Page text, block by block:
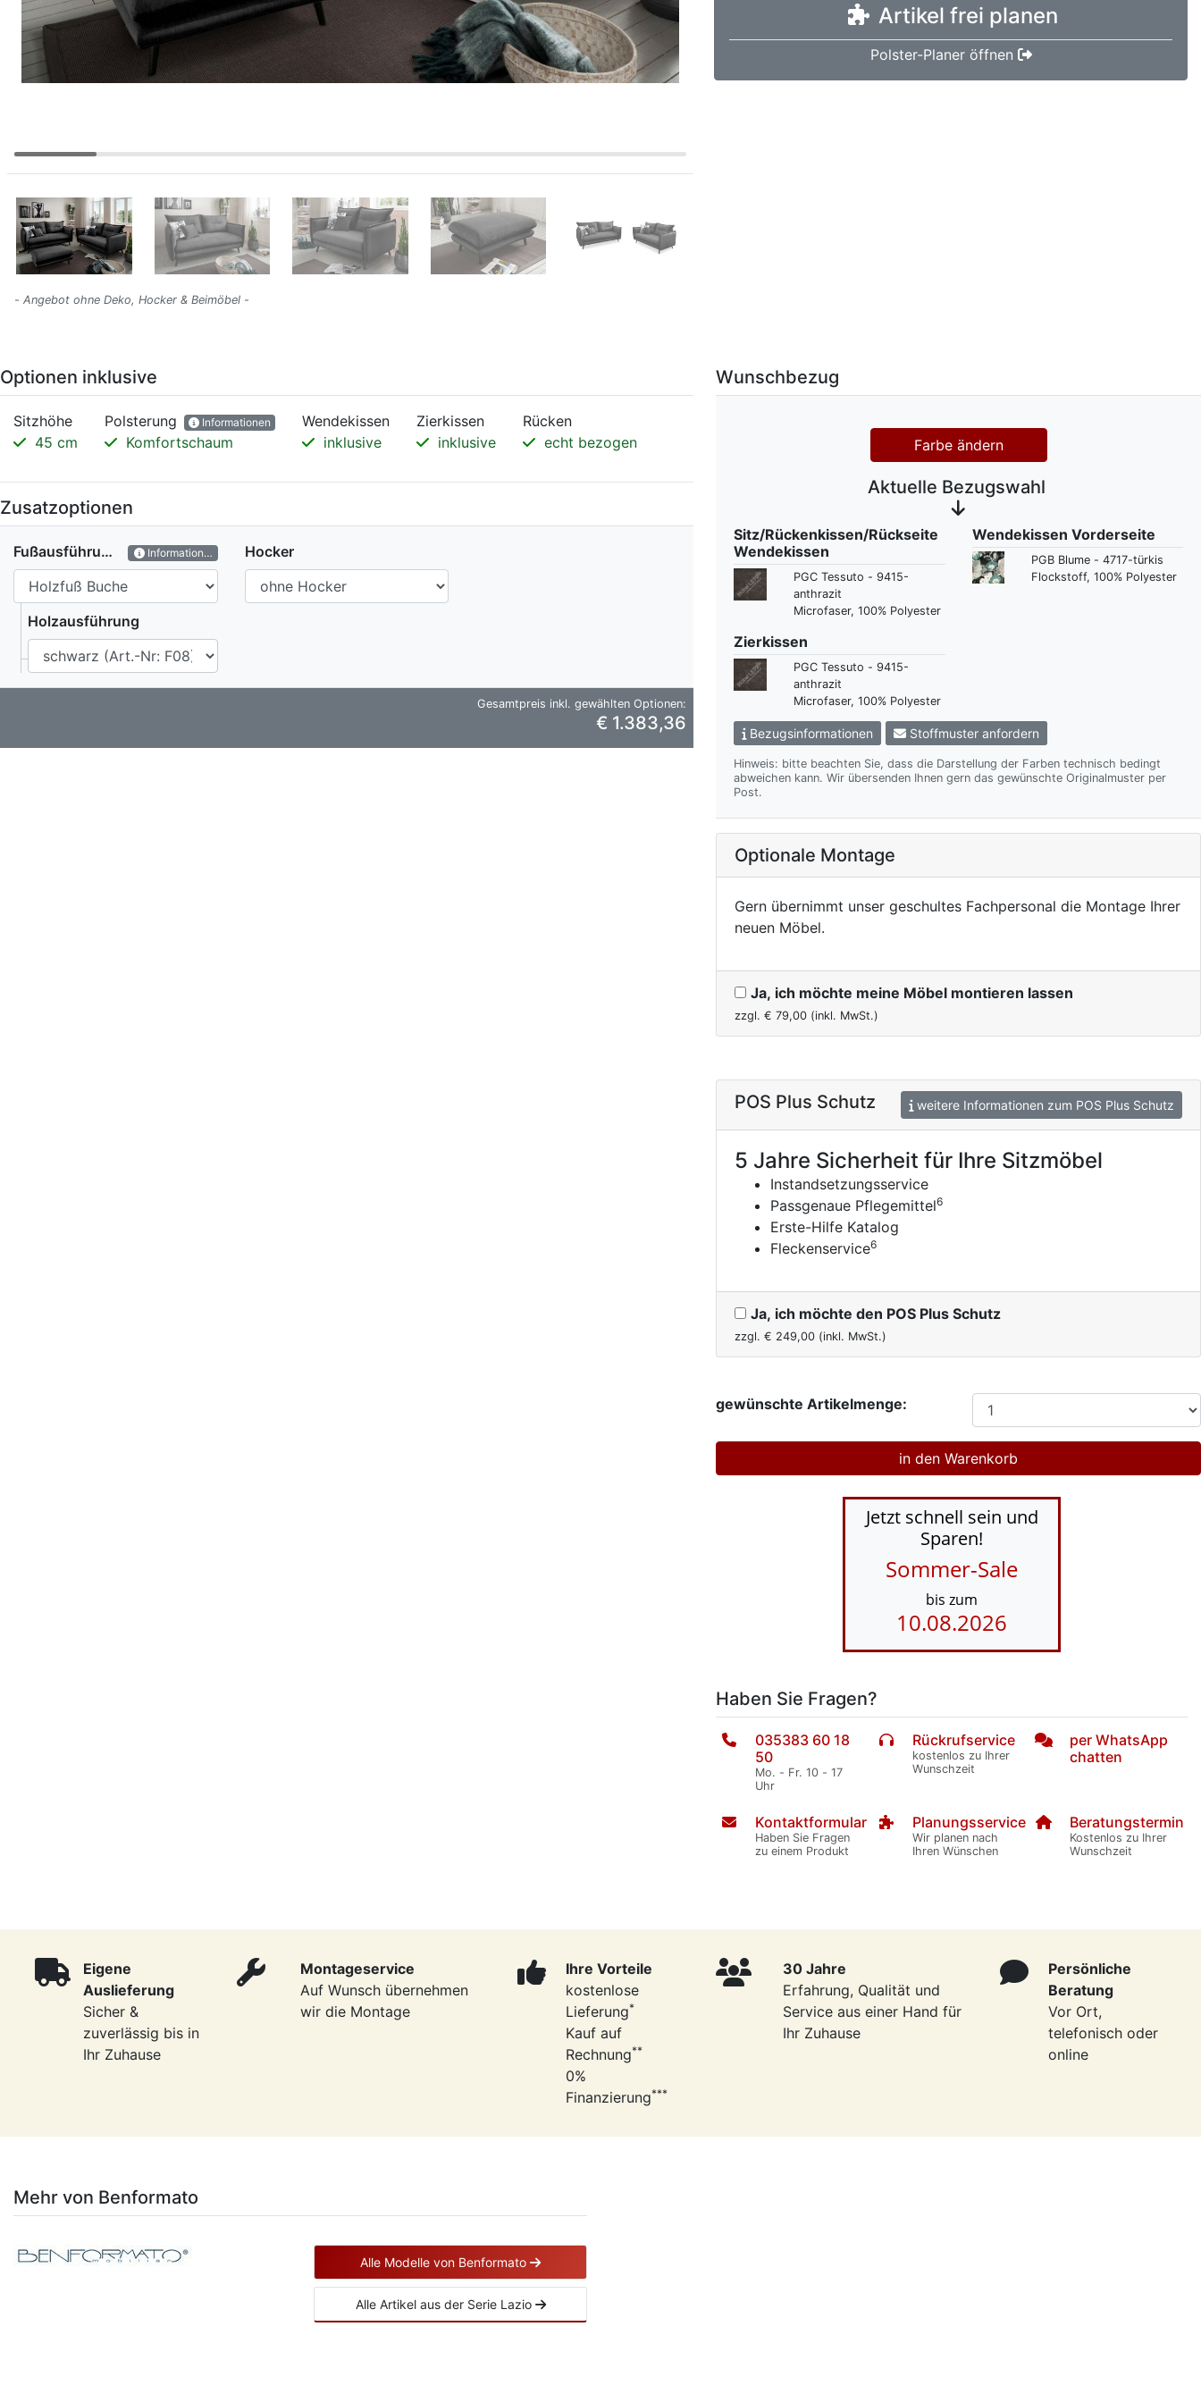
- Angebot ohne Deko, Hocker & Beimöbel -
Artikel frei planen
Polster-Planer öffnen
Optionen inklusive
Sitzhöhe
45 cm
Polsterung Informationen
Komfortschaum
Wendekissen
inklusive
Zierkissen
inklusive
Rücken
echt bezogen
Zusatzoptionen
Fußausführung Informationen
Holzausführung
Hocker
Gesamtpreis inkl. gewählten Optionen:
€ 1.383,36
Wunschbezug
Farbe ändern
Aktuelle Bezugswahl
Sitz/Rückenkissen/Rückseite
Wendekissen
PGC Tessuto - 9415-
anthrazit
Microfaser, 100% Polyester
Wendekissen Vorderseite
PGB Blume - 4717-türkis
Flockstoff, 100% Polyester
Zierkissen
PGC Tessuto - 9415-
anthrazit
Microfaser, 100% Polyester
Bezugsinformationen Stoffmuster anfordern
Hinweis: bitte beachten Sie, dass die Darstellung der Farben technisch bedingt
abweichen kann. Wir übersenden Ihnen gern das gewünschte Originalmuster per
Post.
Optionale Montage
Gern übernimmt unser geschultes Fachpersonal die Montage Ihrer
neuen Möbel.
Ja, ich möchte meine Möbel montieren lassen
zzgl. € 79,00 (inkl. MwSt.)
POS Plus Schutz weitere Informationen zum POS Plus Schutz
5 Jahre Sicherheit für Ihre Sitzmöbel
Instandsetzungsservice
Passgenaue Pflegemittel6
Erste-Hilfe Katalog
Fleckenservice6
Ja, ich möchte den POS Plus Schutz
zzgl. € 249,00 (inkl. MwSt.)
gewünschte Artikelmenge:
Jetzt schnell sein und
Sparen!
Sommer-Sale
bis zum
10.08.2026
Haben Sie Fragen?
035383 60 18
50
Mo. - Fr. 10 - 17
Uhr
Rückrufservice
kostenlos zu Ihrer
Wunschzeit
per WhatsApp
chatten
Kontaktformular
Haben Sie Fragen
zu einem Produkt
Planungsservice
Wir planen nach
Ihren Wünschen
Beratungstermin
Kostenlos zu Ihrer
Wunschzeit
Eigene
Auslieferung
Sicher &
zuverlässig bis in
Ihr Zuhause
Montageservice
Auf Wunsch übernehmen
wir die Montage
Ihre Vorteile
kostenlose
Lieferung*
Kauf auf
Rechnung**
0%
Finanzierung***
30 Jahre
Erfahrung, Qualität und
Service aus einer Hand für
Ihr Zuhause
Persönliche
Beratung
Vor Ort,
telefonisch oder
online
Mehr von Benformato
Alle Modelle von Benformato
Alle Artikel aus der Serie Lazio